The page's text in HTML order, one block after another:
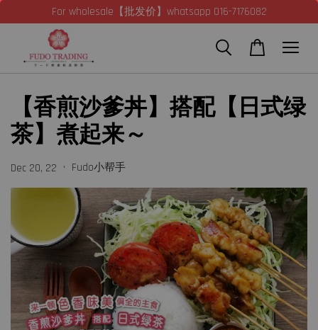
For wholesale【批发价】whatsapp 016-7176082
【香煎沙爹丼】搭配【日式绿
茶】煮起来～
Dec 20, 22 • Fudo小帮手